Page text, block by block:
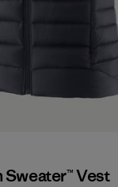
Vest